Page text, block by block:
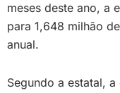
meses deste ano, a
para 1,648 milhão
anual.
Segundo a estatal,